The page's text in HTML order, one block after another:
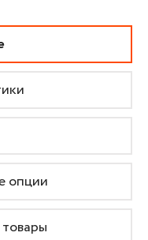
опции